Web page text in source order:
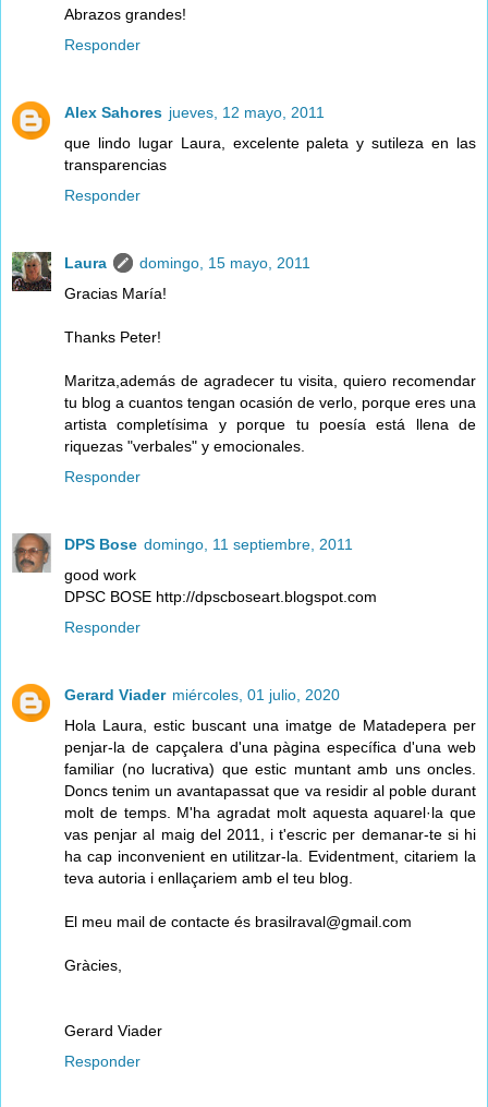
Abrazos grandes!
Responder
Alex Sahores jueves, 12 mayo, 2011
que lindo lugar Laura, excelente paleta y sutileza en las
transparencias
Responder
Laura
domingo, 15 mayo, 2011
Gracias María!
Thanks Peter!
Maritza,además de agradecer tu visita, quiero recomendar
tu blog a cuantos tengan ocasión de verlo, porque eres una
artista completísima y porque tu poesía está llena de
riquezas "verbales" y emocionales.
Responder
DPS Bose domingo, 11 septiembre, 2011
good work
DPSC BOSE http://dpscboseart.blogspot.com
Responder
Gerard Viader miércoles, 01 julio, 2020
Hola Laura, estic buscant una imatge de Matadepera per
penjar-la de capçalera d'una pàgina específica d'una web
familiar (no lucrativa) que estic muntant amb uns oncles.
Doncs tenim un avantapassat que va residir al poble durant
molt de temps. M'ha agradat molt aquesta aquarel·la que
vas penjar al maig del 2011, i t'escric per demanar-te si hi
ha cap inconvenient en utilitzar-la. Evidentment, citariem la
teva autoria i enllaçariem amb el teu blog.
El meu mail de contacte és brasilraval@gmail.com
Gràcies,
Gerard Viader
Responder